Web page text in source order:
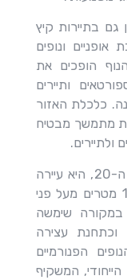
גם בתיירות קיץ
אופניים ונופים
הופכים את
ותיירים
כלכלת האזור
מתמשך מבטיח
סאן סיקריו, שהוקמה בתחילת המאה ה-20, היא עיירה
ציורית הממוקמת בגובה של כ-1,700 מטרים מעל פני
במקורה שימשה
וכתחנת עצירה
הפנורמיים
המשקיף